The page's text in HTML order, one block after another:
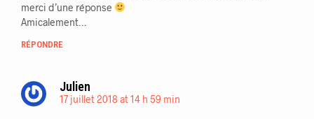
merci d’une réponse
Amicalement…
RÉPONDRE
Julien
17 juillet 2018 at 14 h 59 min